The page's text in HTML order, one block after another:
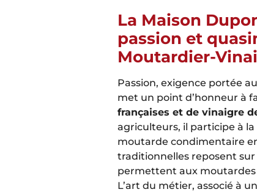
La Maison
passion et
Moutardier-
Passion, exigence portée
met un point d’honneur à
françaises et de vinaigre
agriculteurs, il participe à
moutarde condimentaire
traditionnelles reposent
permettent aux moutardes
L’art du métier, associé à